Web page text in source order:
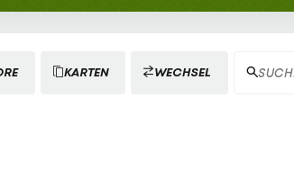
KARTEN WECHSEL